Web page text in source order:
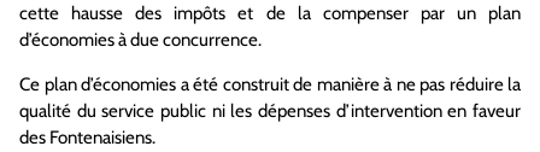
cette hausse des impôts et de la compenser par un plan
d’économies à due concurrence.
Ce plan d’économies a été construit de manière à ne pas réduire la
qualité du service public ni les dépenses d’intervention en faveur
des Fontenaisiens.